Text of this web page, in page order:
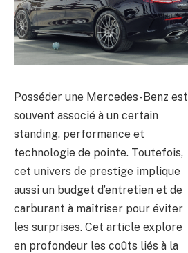
Posséder une Mercedes-Benz est
souvent associé à un certain
standing, performance et
technologie de pointe. Toutefois,
cet univers de prestige implique
aussi un budget d’entretien et de
carburant à maîtriser pour éviter
les surprises. Cet article explore
en profondeur les coûts liés à la